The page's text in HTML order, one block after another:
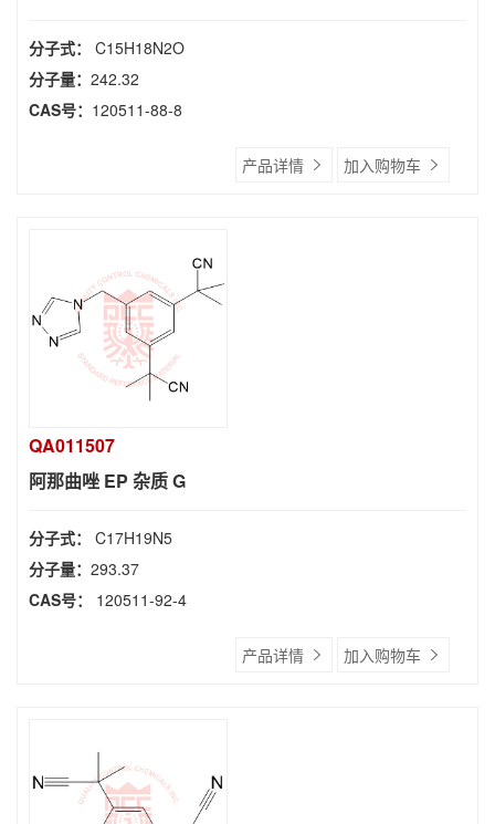
分子式： C15H18N2O
分子量： 242.32
CAS号： 120511-88-8
产品详情 加入购物车
QA011507
阿那曲唑 EP 杂质 G
分子式： C17H19N5
分子量： 293.37
CAS号：
120511-92-4
产品详情 加入购物车